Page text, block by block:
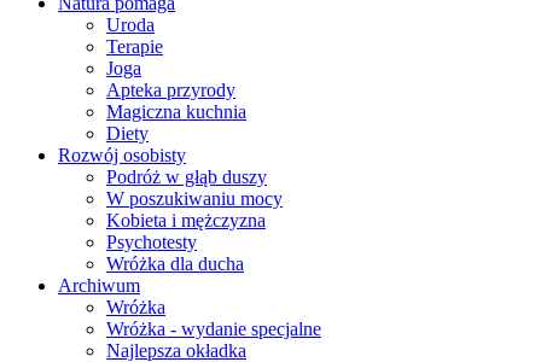
Uroda
Terapie
Joga
Apteka przyrody
Magiczna kuchnia
Diety
Rozwój osobisty
Podróż w głąb duszy
W poszukiwaniu mocy
Kobieta i mężczyzna
Psychotesty
Wróżka dla ducha
Archiwum
Wróżka
Wróżka - wydanie specjalne
Najlepsza okładka